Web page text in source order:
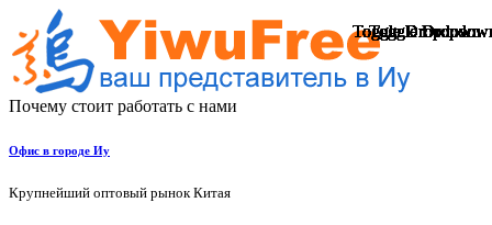
Почему стоит работать с нами
Офис в городе Иу
Крупнейший оптовый рынок Китая
Toggle
Toggle Dropdown
Toggle
Toggle
Toggle Dropdown
Toggle
Toggle Dropdown
Toggle Dropdown
Toggle Dropdown
Toggle Dropdown
Toggle Dropdown
Toggle Dropdown
Toggle Dropdown
Toggle Dropdown
Toggle Dropdown
Toggle Dropdown
Toggle Dropdown
Toggle Dropdown
Toggle
Toggle